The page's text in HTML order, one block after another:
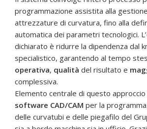
programmazione assistita alla
attrezzature di curvatura, fino alla
automatica dei parametri tecnologici.
dichiarato è ridurre la dipendenza dal
specialistico, garantendo al tempo
operativa, qualità del risultato e
complessiva.
Elemento centrale di questo approccio
software CAD/CAM per la
delle curvatubi e delle piegafilo del